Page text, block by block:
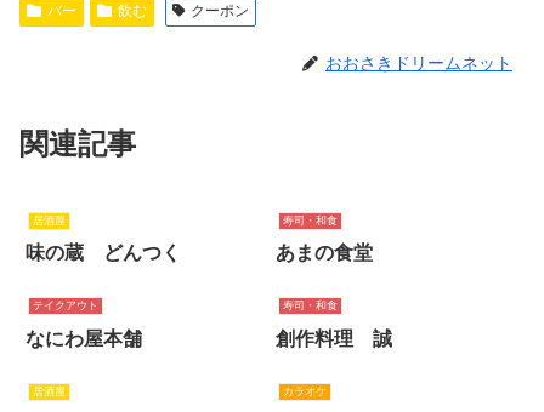
バー 飲む クーポン
おおさきドリームネット
関連記事
居酒屋
味の蔵 どんつく
寿司・和食
あまの食堂
テイクアウト
なにわ屋本舗
寿司・和食
創作料理 誠
居酒屋 カラオケ